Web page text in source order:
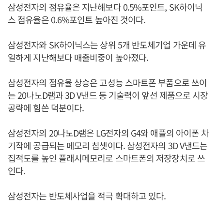
삼성전자의 점유율은 지난해보다 0.5%포인트, SK하이닉
스 점유율은 0.6%포인트 높아진 것이다.
삼성전자와 SK하이닉스는 상위 5개 반도체기업 가운데 유
일하게 지난해보다 매출비중이 높아졌다.
삼성전자의 점유율 상승은 고성능 스마트폰 부품으로 쓰이
는 20나노D램과 3D V낸드 등 기술력이 앞선 제품으로 시장
공략에 힘쓴 덕분이다.
삼성전자의 20나노D램은 LG전자의 G4와 애플의 아이폰 차
기작에 공급되는 메모리 칩셋이다. 삼성전자의 3D V낸드는
집적도를 높인 플래시메모리로 스마트폰의 저장장치로 쓰
인다.
삼성전자는 반도체사업을 적극 확대하고 있다.